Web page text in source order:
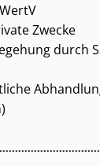
Zwecke
durch